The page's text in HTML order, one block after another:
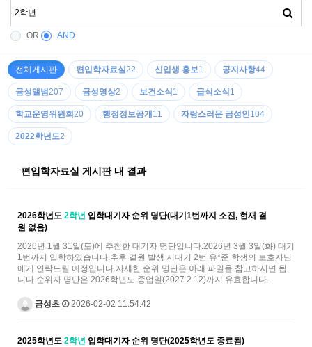
OR AND
전체게시판 편입학자료실22 신입생 홍보1 공지사항44
금성앨범207 금성영상2 보건소식1 급식소식1
학교운영위원회20 행정정보공개11 자랑스러운 금성인104
2022학년도2
편입학자료실 게시판 내 결과
2026학년도 2학년 입학대기자 순위 명단(대기1번까지 소진, 현재 결
원 없음)
2026년 1월 31일(토)에 추첨한 대기자 명단입니다.2026년 3월 3일(화) 대기
1번까지 입학하였습니다.추후 결원 발생 시대기 2번 유*준 학생의 보호자님
에게 연락드릴 예정입니다.자세한 순위 명단은 아래 파일을 참고하시면 됩
니다.순위자 명단은 2026학년도 종업일(2027.2.12)까지 유효합니다.
금성초 2026-02-02 11:54:42
2025학년도 2학년 입학대기자 순위 명단(2025학년도 종료됨)